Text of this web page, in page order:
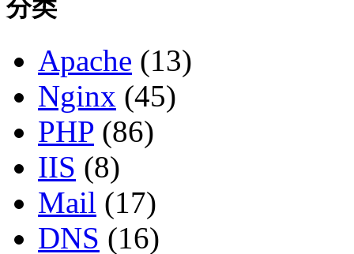
分类
Apache (13)
Nginx (45)
PHP (86)
IIS (8)
Mail (17)
DNS (16)